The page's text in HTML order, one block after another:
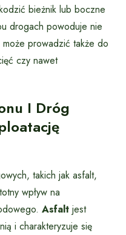
bieżnik lub boczne
drogach powoduje nie
prowadzić także do
czy nawet
I Dróg
takich jak asfalt,
wpływ na
Asfalt jest
i charakteryzuje się